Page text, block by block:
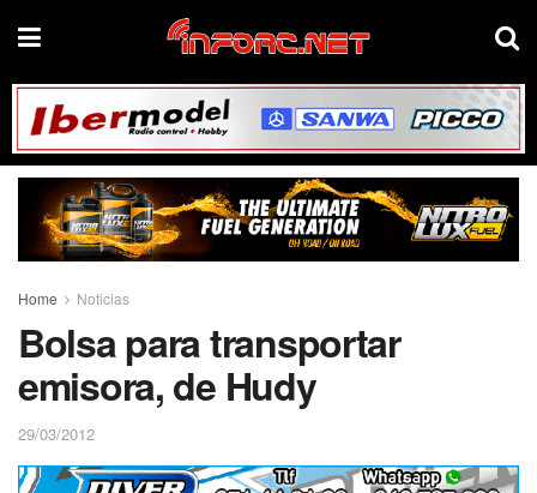
Home Noticias
Bolsa para transportar
emisora, de Hudy
29/03/2012